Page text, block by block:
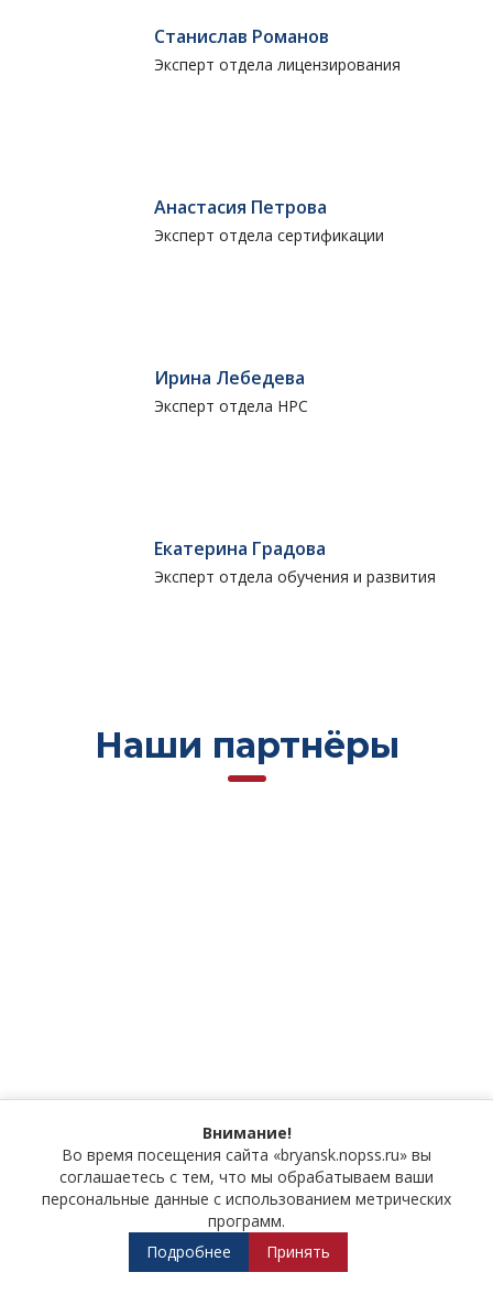
Станислав Романов
Эксперт отдела лицензирования
Анастасия Петрова
Эксперт отдела сертификации
Ирина Лебедева
Эксперт отдела НРС
Екатерина Градова
Эксперт отдела обучения и развития
Наши партнёры
Внимание!
Во время посещения сайта «bryansk.nopss.ru» вы
соглашаетесь с тем, что мы обрабатываем ваши
персональные данные с использованием метрических
программ.
Подробнее
Принять